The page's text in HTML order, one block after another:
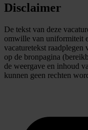
Disclaimer
De tekst van deze
omwille van uniformiteit
vacaturetekst raadplegen
op de bronpagina
de weergave en inhoud
kunnen geen rechten